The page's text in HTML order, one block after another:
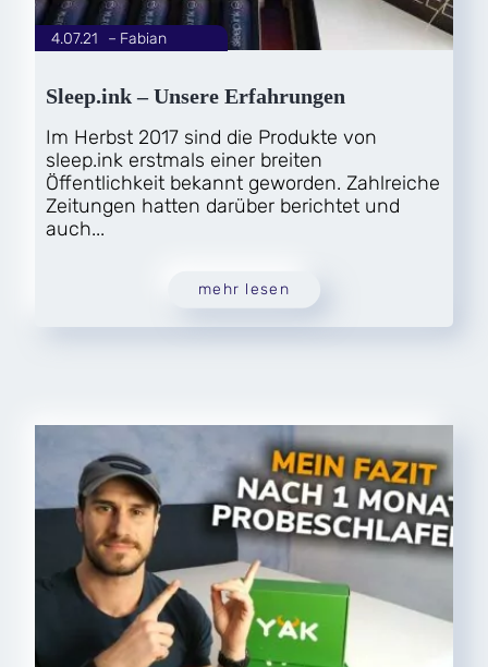
Sleep.ink – Unsere Erfahrungen
Fabian
4.07.21
Im Herbst 2017 sind die Produkte von
sleep.ink erstmals einer breiten
Öffentlichkeit bekannt geworden. Zahlreiche
Zeitungen hatten darüber berichtet und
auch...
mehr lesen